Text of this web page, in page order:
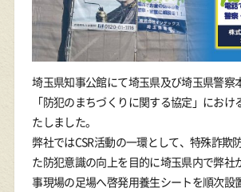
埼玉県知事公館にて埼玉県及び埼玉県警察
「防犯のまちづくりに関する協定」にお
たしました。
弊社ではCSR活動の一環として、特殊詐欺
た防犯意識の向上を目的に埼玉県内で弊社
事現場の足場へ啓発用養生シートを順次設